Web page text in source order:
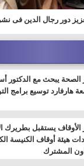
دور رجال الدين فى
الصحة يبحث مع الدكتور
هارفارد توسيع برامج
الأوقاف يستقبل بطريرك
هيئة أوقاف الكنيسة
المشترك